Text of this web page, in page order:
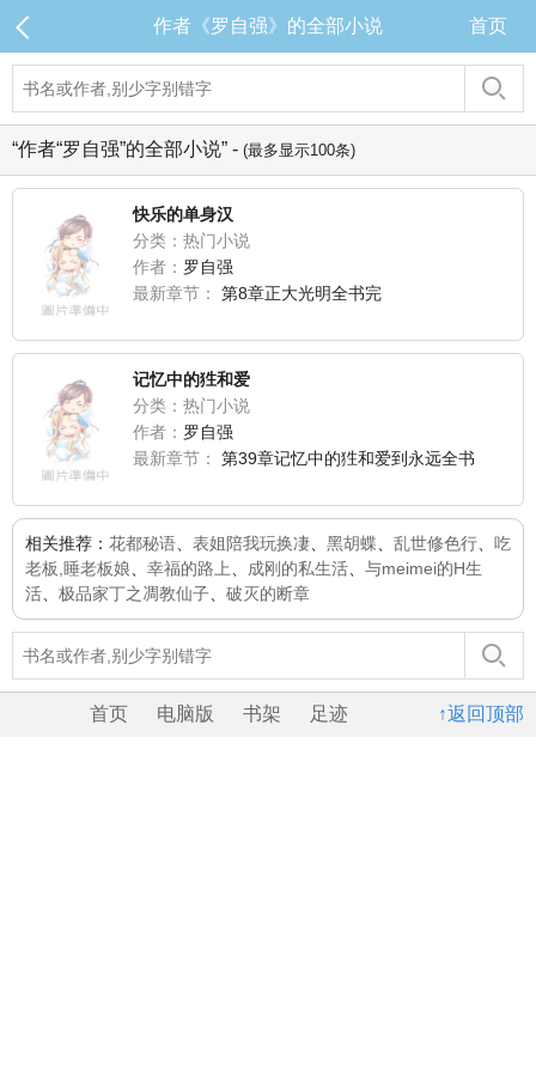
作者《罗自强》的全部小说 首页
“作者“罗自强”的全部小说” - (最多显示100条)
快乐的单身汉
分类：热门小说
作者： 罗自强
最新章节：
第8章正大光明全书完
记忆中的狌和爱
分类：热门小说
作者： 罗自强
最新章节：
第39章记忆中的狌和爱到永远全书
相关推荐： 花都秘语 表姐陪我玩换凄 黑胡蝶 乱世修色行
吃
老板,睡老板娘
幸福的路上 成刚的私生活
与meimei的H生
活
极品家丁之凋教仙子 破灭的断章
↑返回顶部
首页 电脑版 书架 足迹